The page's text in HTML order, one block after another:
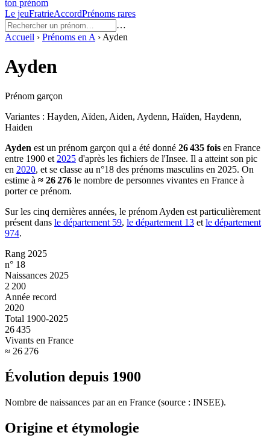
ton prénom
Le jeuFratrieAccordPrénoms rares
…
Accueil › Prénoms en A › Ayden
Ayden
Prénom garçon
Variantes : Hayden, Aïden, Aiden, Aydenn, Haïden, Haydenn,
Haiden
Ayden est un prénom garçon qui a été donné 26 435 fois en France
entre 1900 et 2025 d'après les fichiers de l'Insee. Il a atteint son pic
en 2020, et se classe au n°18 des prénoms masculins en 2025. On
estime à ≈ 26 276 le nombre de personnes vivantes en France à
porter ce prénom.
Sur les cinq dernières années, le prénom Ayden est particulièrement
présent dans le département 59, le département 13 et le département
974.
Rang 2025
n° 18
Naissances 2025
2 200
Année record
2020
Total 1900-2025
26 435
Vivants en France
≈ 26 276
Évolution depuis 1900
Nombre de naissances par an en France (source : INSEE).
Origine et étymologie